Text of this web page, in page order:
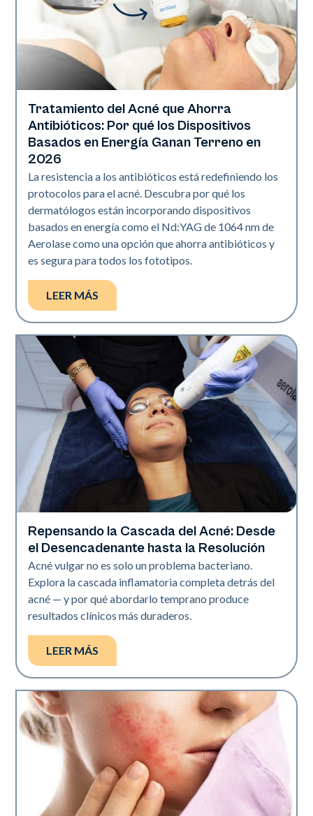
Salud de la piel
Tratamiento del Acné que Ahorra
Antibióticos: Por qué los Dispositivos
Basados en Energía Ganan Terreno en
2026
La resistencia a los antibióticos está redefiniendo los
protocolos para el acné. Descubra por qué los
dermatólogos están incorporando dispositivos
basados en energía como el Nd:YAG de 1064 nm de
Aerolase como una opción que ahorra antibióticos y
es segura para todos los fototipos.
LEER MÁS
Salud de la piel
Repensando la Cascada del Acné: Desde
el Desencadenante hasta la Resolución
Acné vulgar no es solo un problema bacteriano.
Explora la cascada inflamatoria completa detrás del
acné — y por qué abordarlo temprano produce
resultados clínicos más duraderos.
LEER MÁS